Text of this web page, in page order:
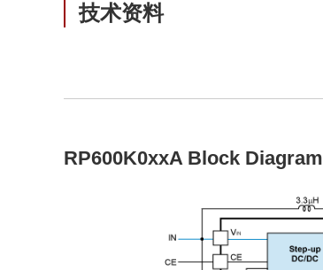
技术资料
RP600K0xxA Block Diagram